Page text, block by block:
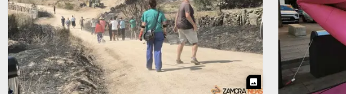
photo